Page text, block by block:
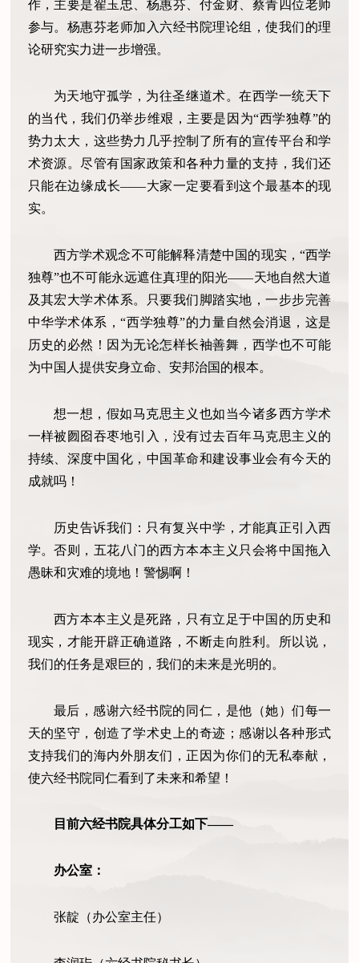
作，主要是翟玉忠、杨惠芬、付金财、蔡青四位老师
参与。杨惠芬老师加入六经书院理论组，使我们的理
论研究实力进一步增强。
为天地守孤学，为往圣继道术。在西学一统天下
的当代，我们仍举步维艰，主要是因为“西学独尊”的
势力太大，这些势力几乎控制了所有的宣传平台和学
术资源。尽管有国家政策和各种力量的支持，我们还
只能在边缘成长——大家一定要看到这个最基本的现
实。
西方学术观念不可能解释清楚中国的现实，“西学
独尊”也不可能永远遮住真理的阳光——天地自然大道
及其宏大学术体系。只要我们脚踏实地，一步步完善
中华学术体系，“西学独尊”的力量自然会消退，这是
历史的必然！因为无论怎样长袖善舞，西学也不可能
为中国人提供安身立命、安邦治国的根本。
想一想，假如马克思主义也如当今诸多西方学术
一样被囫囵吞枣地引入，没有过去百年马克思主义的
持续、深度中国化，中国革命和建设事业会有今天的
成就吗！
历史告诉我们：只有复兴中学，才能真正引入西
学。否则，五花八门的西方本本主义只会将中国拖入
愚昧和灾难的境地！警惕啊！
西方本本主义是死路，只有立足于中国的历史和
现实，才能开辟正确道路，不断走向胜利。所以说，
我们的任务是艰巨的，我们的未来是光明的。
最后，感谢六经书院的同仁，是他（她）们每一
天的坚守，创造了学术史上的奇迹；感谢以各种形式
支持我们的海内外朋友们，正因为你们的无私奉献，
使六经书院同仁看到了未来和希望！
目前六经书院具体分工如下——
办公室：
张靛（办公室主任）